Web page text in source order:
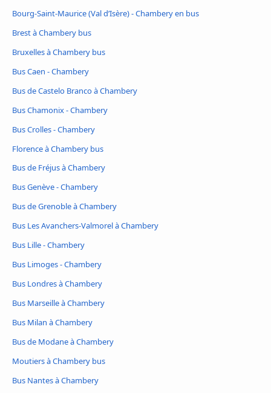
Bourg-Saint-Maurice (Val d’Isère) - Chambery en bus
Brest à Chambery bus
Bruxelles à Chambery bus
Bus Caen - Chambery
Bus de Castelo Branco à Chambery
Bus Chamonix - Chambery
Bus Crolles - Chambery
Florence à Chambery bus
Bus de Fréjus à Chambery
Bus Genève - Chambery
Bus de Grenoble à Chambery
Bus Les Avanchers-Valmorel à Chambery
Bus Lille - Chambery
Bus Limoges - Chambery
Bus Londres à Chambery
Bus Marseille à Chambery
Bus Milan à Chambery
Bus de Modane à Chambery
Moutiers à Chambery bus
Bus Nantes à Chambery